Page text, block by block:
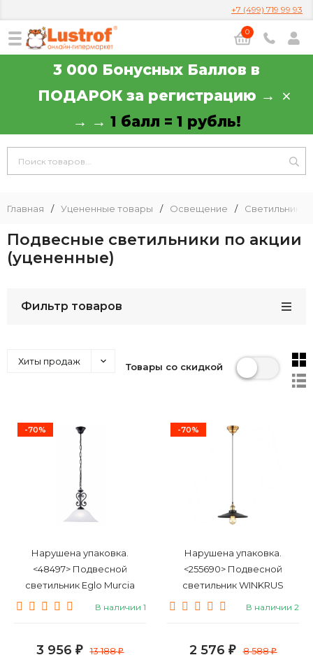
+7 (499) 719 99 93
0
3 000 Бонусных Баллов в
ПОДАРОК за регистрацию →
→ → 1 балл = 1 рубль!
Главная / Уцененные товары / Освещение / Светильники
Подвесные светильники по акции
(уцененные)
Фильтр товаров
Хиты продаж Товары со скидкой
-70%
Нарушена упаковка.
<48497> Подвесной
светильник Eglo Murcia
91002
В наличии 1
3 956 ₽ 13 188₽
-70%
Нарушена упаковка.
<255690> Подвесной
светильник WINKRUS
MDM3458/1M
В наличии 2
2 576 ₽ 8 588₽